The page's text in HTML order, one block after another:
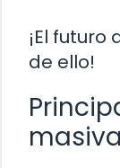
¡El
de ello!